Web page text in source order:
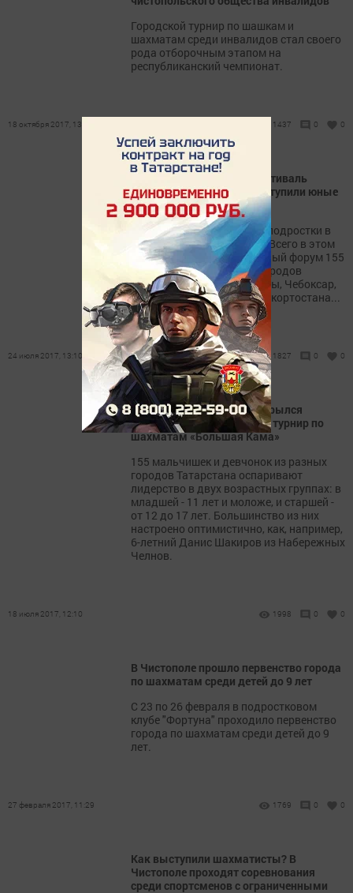
Городской турнир по шашкам и
шахматам среди инвалидов стал своего
рода отборочным этапом на
республиканский чемпионат.
18 октября 2017, 13:03 1437 0 0
В Чистополе проходил фестиваль
«Большая Кама». Как выступили юные
шахматисты?
В нем участвовали дети и подростки в
двух возрастных группах. Всего в этом
году приехали на спортивный форум 155
шахматистов из разных городов
Татарстана, а также Москвы, Чебоксар,
Ульяновской области, Башкортостана...
24 июля 2017, 13:10 1827 0 0
Вчера в нашем городе открылся
региональный юношеский турнир по
шахматам «Большая Кама»
155 мальчишек и девчонок из разных
городов Татарстана оспаривают
лидерство в двух возрастных группах: в
младшей - 11 лет и моложе, и старшей -
от 12 до 17 лет. Большинство из них
настроено оптимистично, как, например,
6-летний Данис Шакиров из Набережных
Челнов.
18 июля 2017, 12:10 1998 0 0
В Чистополе прошло первенство города
по шахматам среди детей до 9 лет
C 23 по 26 февраля в подростковом
клубе "Фортуна" проходило первенство
города по шахматам среди детей до 9
лет.
27 февраля 2017, 11:29 1769 0 0
Как выступили шахматисты? В
Чистополе проходят соревнования
среди спортсменов с ограниченными